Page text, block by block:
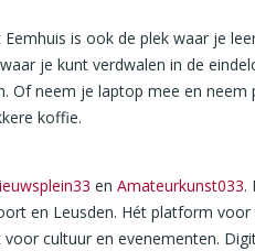
is ook de plek waar je
je kunt verdwalen in de
Of neem je laptop mee en neem
koffie.
en Amateurkunst033.
en Leusden. Hét platform voor
cultuur en evenementen.